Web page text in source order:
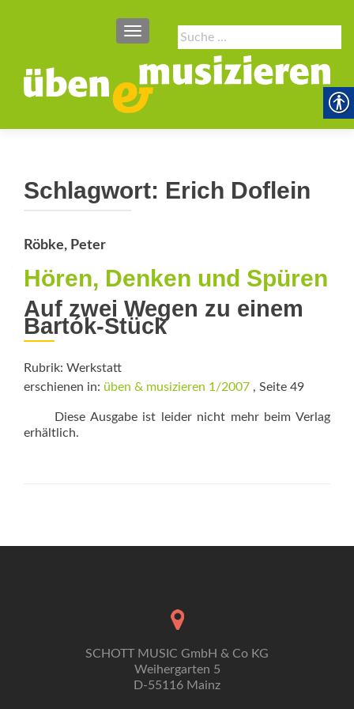
Suche
nach:
SCHALTE NAVIGATION
Schlagwort: Erich Doflein
Röbke, Peter
Hören, Denken und Spüren
Auf zwei Wegen zu einem
Bartók-Stück
Rubrik: Werkstatt
erschienen in: üben & musizieren 1/2007 , Seite 49
Diese Ausgabe ist leider nicht mehr beim Verlag
erhältlich.
SCHOTT MUSIC GmbH & Co KG
Weihergarten 5
D-55116 Mainz